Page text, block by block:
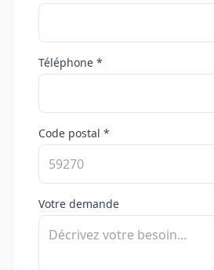
Téléphone *
Code postal *
Votre demande